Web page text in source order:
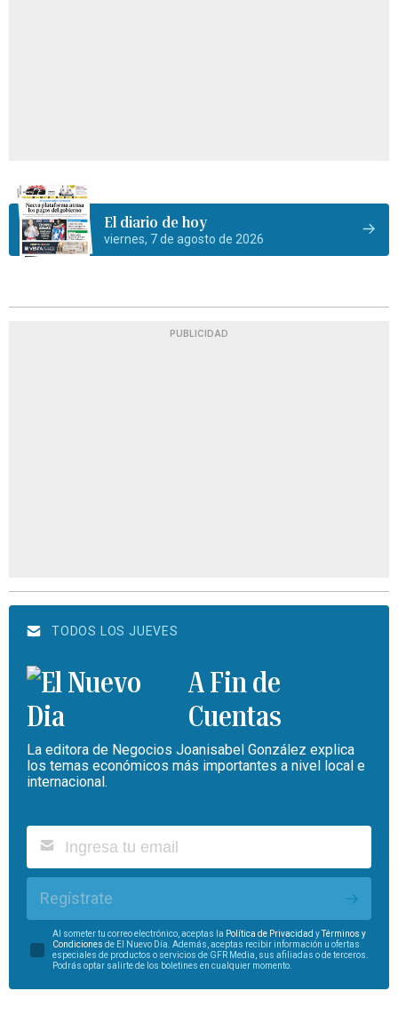
El diario de hoy
viernes, 7 de agosto de 2026
PUBLICIDAD
TODOS LOS JUEVES
A Fin de
Cuentas
La editora de Negocios Joanisabel González explica
los temas económicos más importantes a nivel local e
internacional.
Regístrate
Al someter tu correo electrónico, aceptas la Política de Privacidad y
Términos y
Condiciones de El Nuevo Día. Además, aceptas recibir información u ofertas
especiales de productos o servicios de GFR Media, sus afiliadas o de terceros.
Podrás optar salirte de los boletines en cualquier momento.